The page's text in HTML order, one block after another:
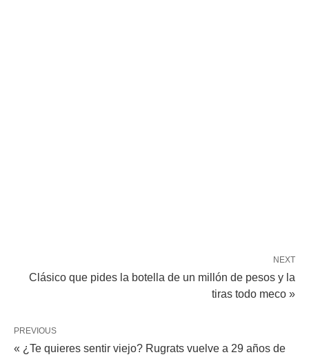
NEXT
Clásico que pides la botella de un millón de pesos y la
tiras todo meco »
PREVIOUS
« ¿Te quieres sentir viejo? Rugrats vuelve a 29 años de